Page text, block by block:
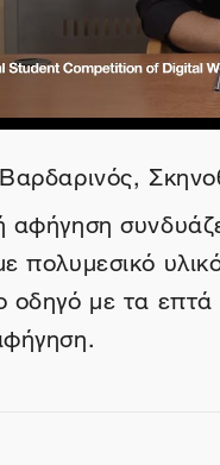
πολυμεσικό
με τα επτά